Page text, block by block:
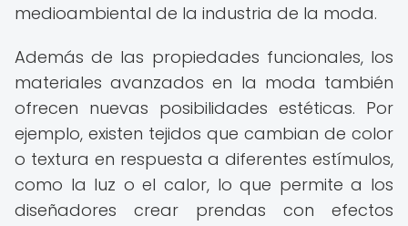
medioambiental de la industria de la moda.
Además de las propiedades funcionales, los
materiales avanzados en la moda también
ofrecen nuevas posibilidades estéticas. Por
ejemplo, existen tejidos que cambian de color
o textura en respuesta a diferentes estímulos,
como la luz o el calor, lo que permite a los
diseñadores crear prendas con efectos